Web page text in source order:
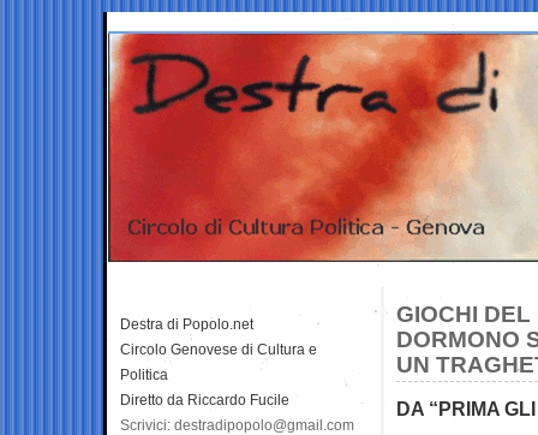
GIOCHI
DORMONO
UN
DA “PRIMA
Destra di Popolo.net
Circolo Genovese di Cultura e
Politica
Diretto da Riccardo Fucile
Scrivici: destradipopolo@gmail.com